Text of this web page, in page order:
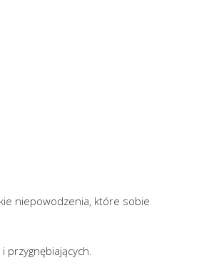
niepowodzenia, które sobie